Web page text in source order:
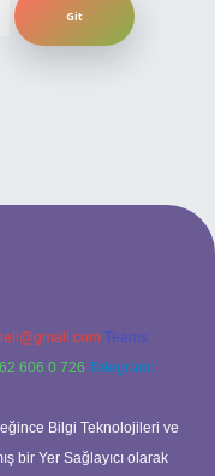
Teams:
606 0 726 Telegram:
Bilgi Teknolojileri ve
bir Yer Sağlayıcı olarak